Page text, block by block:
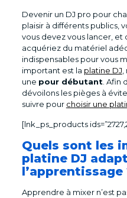
Devenir un DJ pro pour
plaisir à différents publics,
vous devez vous lancer, et
acquériez du matériel
indispensables pour vous
important est la platine DJ
une pour débutant. Afin
dévoilons les pièges à
suivre pour choisir une
[lnk_ps_products
Quels sont les
platine DJ
l’apprentissage
Apprendre à mixer n’est